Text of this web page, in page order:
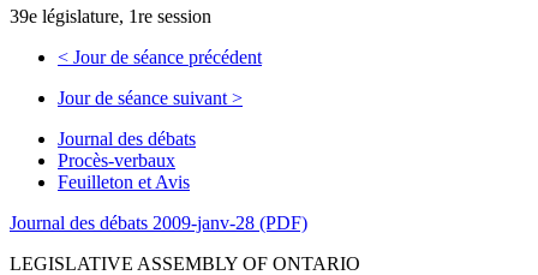
39e législature, 1re session
< Jour de séance précédent
Jour de séance suivant >
Journal des débats
Procès-verbaux
Feuilleton et Avis
Journal des débats 2009-janv-28 (PDF)
LEGISLATIVE ASSEMBLY OF ONTARIO